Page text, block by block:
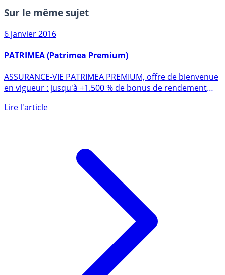
Sur le même sujet
6 janvier 2016
PATRIMEA (Patrimea Premium)
en vigueur : jusqu'à +1.500 % de bonus de rendement